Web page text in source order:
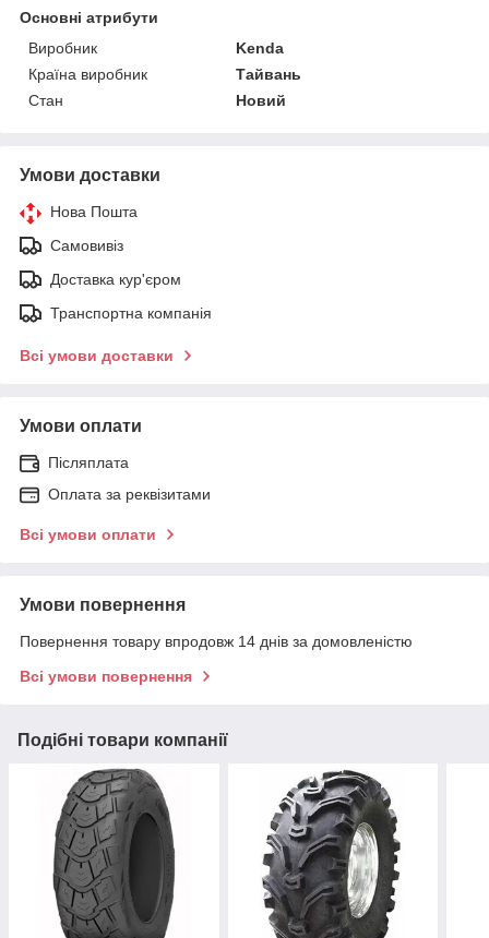
Основні атрибути
Виробник
Kenda
Країна виробник
Тайвань
Стан
Новий
Умови доставки
Нова Пошта
Самовивіз
Доставка кур'єром
Транспортна компанія
Всі умови доставки
Умови оплати
Післяплата
Оплата за реквізитами
Всі умови оплати
Умови повернення
Повернення товару впродовж 14 днів за домовленістю
Всі умови повернення
Подібні товари компанії